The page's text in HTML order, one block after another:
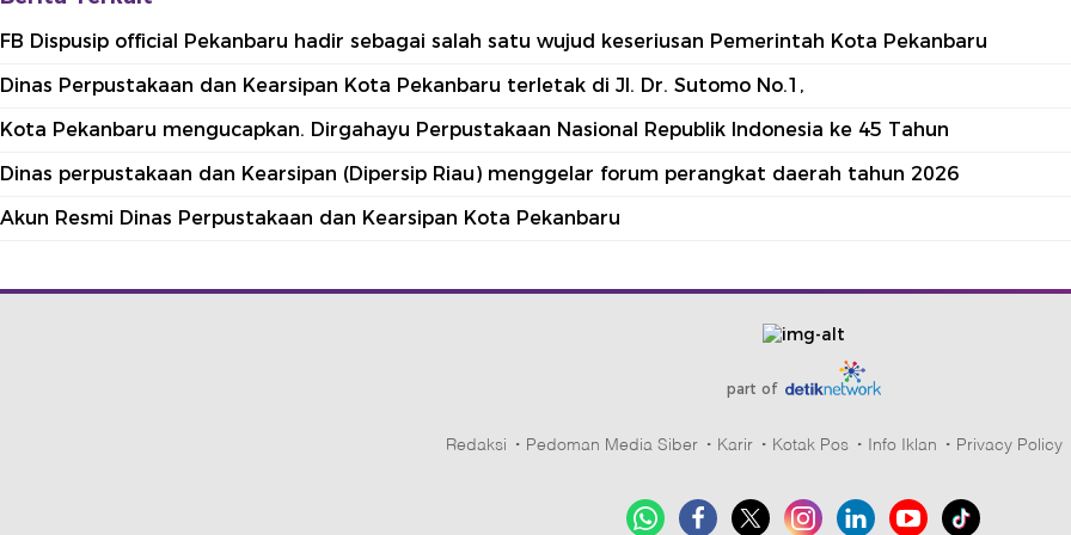
FB Dispusip official Pekanbaru hadir sebagai salah satu wujud keseriusan Pemerintah Kota Pekanbaru
Dinas Perpustakaan dan Kearsipan Kota Pekanbaru terletak di Jl. Dr. Sutomo No.1,
Kota Pekanbaru mengucapkan. Dirgahayu Perpustakaan Nasional Republik Indonesia ke 45 Tahun
Dinas perpustakaan dan Kearsipan (Dipersip Riau) menggelar forum perangkat daerah tahun 2026
Akun Resmi Dinas Perpustakaan dan Kearsipan Kota Pekanbaru
part of
Redaksi Pedoman Media Siber Karir Kotak Pos Info Iklan Privacy Policy